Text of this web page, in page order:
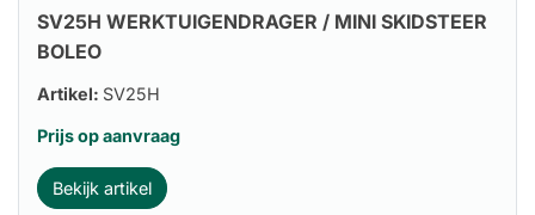
SV25H WERKTUIGENDRAGER / MINI SKIDSTEER
BOLEO
Artikel: SV25H
Prijs op aanvraag
Bekijk artikel